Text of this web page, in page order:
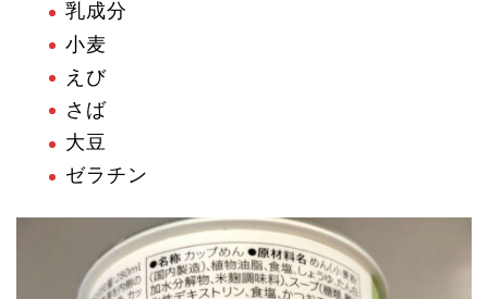
乳成分
小麦
えび
さば
大豆
ゼラチン